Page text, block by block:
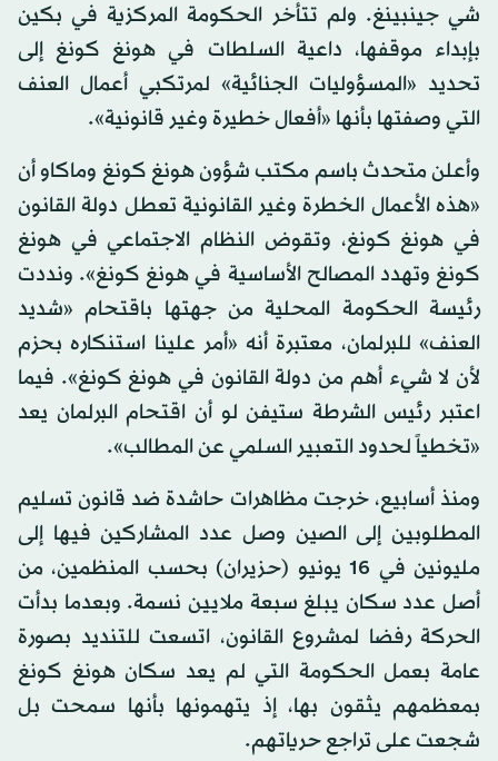
شي جينبينغ. ولم تتأخر الحكومة المركزية في بكين
بإبداء موقفها، داعية السلطات في هونغ كونغ إلى
تحديد «المسؤوليات الجنائية» لمرتكبي أعمال العنف
التي وصفتها بأنها «أفعال خطيرة وغير قانونية».
وأعلن متحدث باسم مكتب شؤون هونغ كونغ وماكاو أن
«هذه الأعمال الخطرة وغير القانونية تعطل دولة القانون
في هونغ كونغ، وتقوض النظام الاجتماعي في هونغ
كونغ وتهدد المصالح الأساسية في هونغ كونغ». ونددت
رئيسة الحكومة المحلية من جهتها باقتحام «شديد
العنف» للبرلمان، معتبرة أنه «أمر علينا استنكاره بحزم
لأن لا شيء أهم من دولة القانون في هونغ كونغ». فيما
اعتبر رئيس الشرطة ستيفن لو أن اقتحام البرلمان يعد
«تخطياً لحدود التعبير السلمي عن المطالب».
ومنذ أسابيع، خرجت مظاهرات حاشدة ضد قانون تسليم
المطلوبين إلى الصين وصل عدد المشاركين فيها إلى
مليونين في 16 يونيو (حزيران) بحسب المنظمين، من
أصل عدد سكان يبلغ سبعة ملايين نسمة. وبعدما بدأت
الحركة رفضا لمشروع القانون، اتسعت للتنديد بصورة
عامة بعمل الحكومة التي لم يعد سكان هونغ كونغ
بمعظمهم يثقون بها، إذ يتهمونها بأنها سمحت بل
شجعت على تراجع حرياتهم.